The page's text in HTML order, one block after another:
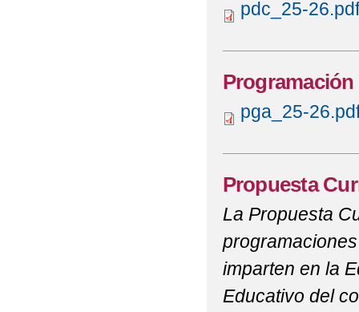
pdc_25-26.pdf
Programación
pga_25-
Propuesta
La Propuesta
imparten en la
Educativo del